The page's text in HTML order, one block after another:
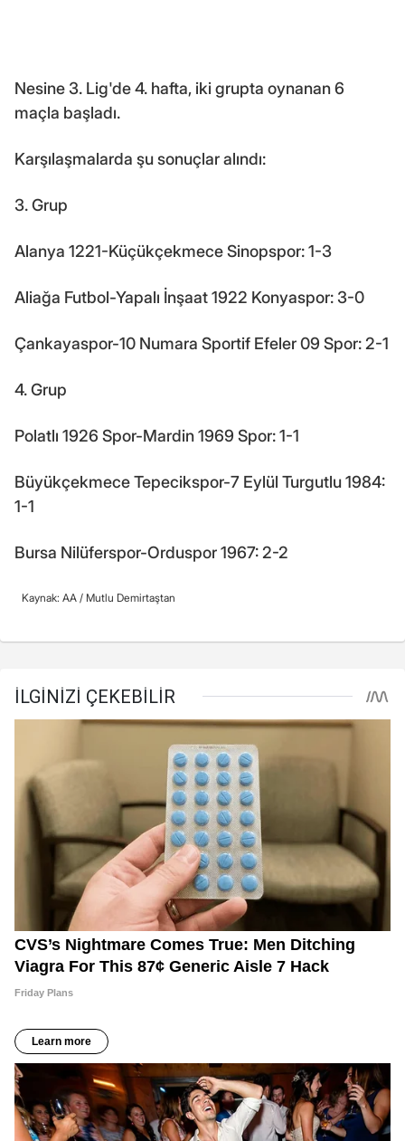
Nesine 3. Lig'de 4. hafta, iki grupta oynanan 6
maçla başladı.
Karşılaşmalarda şu sonuçlar alındı:
3. Grup
Alanya 1221-Küçükçekmece Sinopspor: 1-3
Aliağa Futbol-Yapalı İnşaat 1922 Konyaspor: 3-0
Çankayaspor-10 Numara Sportif Efeler 09 Spor: 2-1
4. Grup
Polatlı 1926 Spor-Mardin 1969 Spor: 1-1
Büyükçekmece Tepecikspor-7 Eylül Turgutlu 1984:
1-1
Bursa Nilüferspor-Orduspor 1967: 2-2
Kaynak: AA / Mutlu Demirtaştan